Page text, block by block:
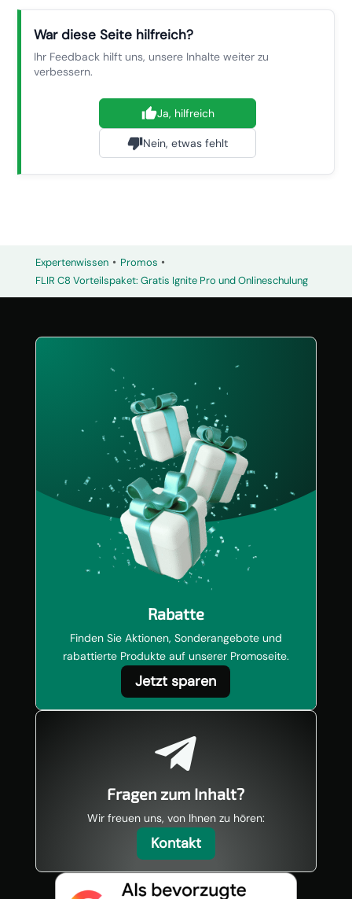
War diese Seite hilfreich?
Ihr Feedback hilft uns, unsere Inhalte weiter zu
verbessern.
Ja, hilfreich
Nein, etwas fehlt
Expertenwissen • Promos •
FLIR C8 Vorteilspaket: Gratis Ignite Pro und Onlineschulung
Rabatte
Finden Sie Aktionen, Sonderangebote und
rabattierte Produkte auf unserer Promoseite.
Jetzt sparen

Fragen zum Inhalt?
Wir freuen uns, von Ihnen zu hören:
Kontakt